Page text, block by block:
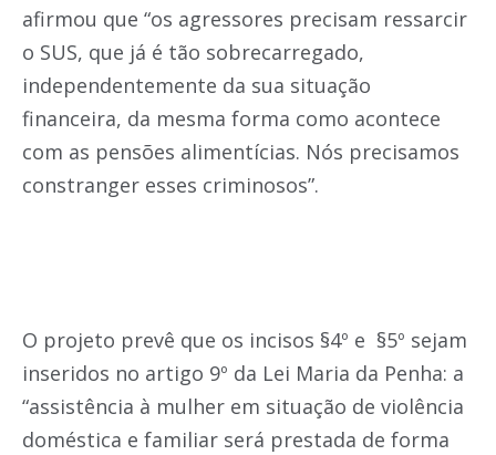
afirmou que “os agressores precisam ressarcir
o SUS, que já é tão sobrecarregado,
independentemente da sua situação
financeira, da mesma forma como acontece
com as pensões alimentícias. Nós precisamos
constranger esses criminosos”.
O projeto prevê que os incisos §4º e §5º sejam
inseridos no artigo 9º da Lei Maria da Penha: a
“assistência à mulher em situação de violência
doméstica e familiar será prestada de forma